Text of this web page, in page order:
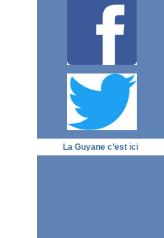
La Guyane c’est ici